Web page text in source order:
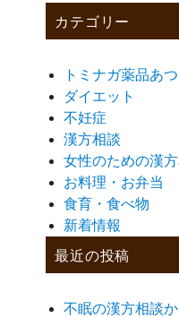
カテゴリー
トミナガ薬品あ
ダイエット
不妊症
漢方相談
女性のための漢
お料理・お弁当
食育・食べ物
新着情報
最近の投稿
不眠の漢方相談